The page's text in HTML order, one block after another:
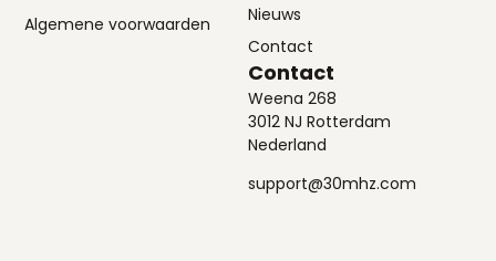
Nieuws
Contact
Contact
Weena 268
3012 NJ Rotterdam
Nederland
support@30mhz.com
Algemene voorwaarden